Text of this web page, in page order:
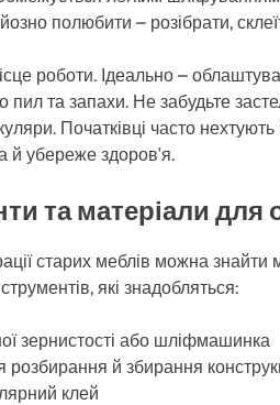
полюбити – розібрати,
роботи. Ідеально –
пил та запахи. Не забудьте
Початківці часто
й убереже здоров’я.
та матеріали
старих меблів можна
які знадобляться:
зернистості або шліфмашинка
розбирання й збирання
клей